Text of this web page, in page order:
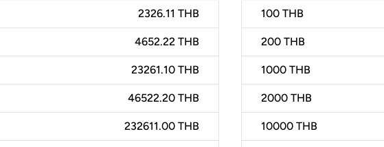
2326.11 THB
4652.22 THB
23261.10 THB
46522.20 THB
232611.00 THB
100 THB
200 THB
1000 THB
2000 THB
10000 THB